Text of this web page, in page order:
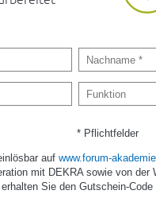
* Pflichtfelder
aufwww.forum-
mit DEKRA sowie von der
Sie den Gutschein-Code